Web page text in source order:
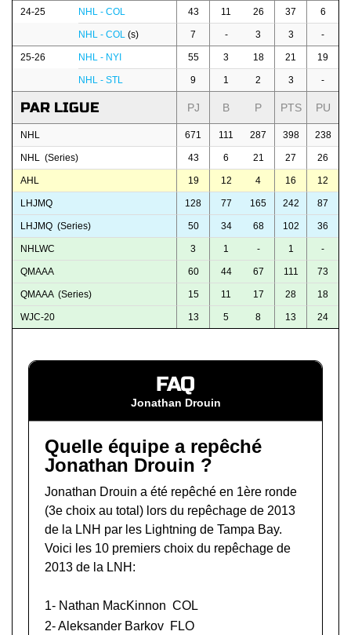
24-25 NHL - COL 43 11 26 37 6
NHL - COL (s) 7 - 3 3 -
25-26 NHL - NYI 55 3 18 21 19
NHL - STL 9 1 2 3 -
PAR LIGUE PJ B P PTS PU
NHL 671 111 287 398 238
NHL (Series) 43 6 21 27 26
AHL 19 12 4 16 12
LHJMQ 128 77 165 242 87
LHJMQ (Series) 50 34 68 102 36
NHLWC 3 1 - 1 -
QMAAA 60 44 67 111 73
QMAAA (Series) 15 11 17 28 18
WJC-20 13 5 8 13 24
FAQ
Jonathan Drouin
Quelle équipe a repêché
Jonathan Drouin ?
Jonathan Drouin a été repêché en 1ère ronde
(3e choix au total) lors du repêchage de 2013
de la LNH par les Lightning de Tampa Bay.
Voici les 10 premiers choix du repêchage de
2013 de la LNH:
1- Nathan MacKinnon COL
2-Aleksander Barkov FLO